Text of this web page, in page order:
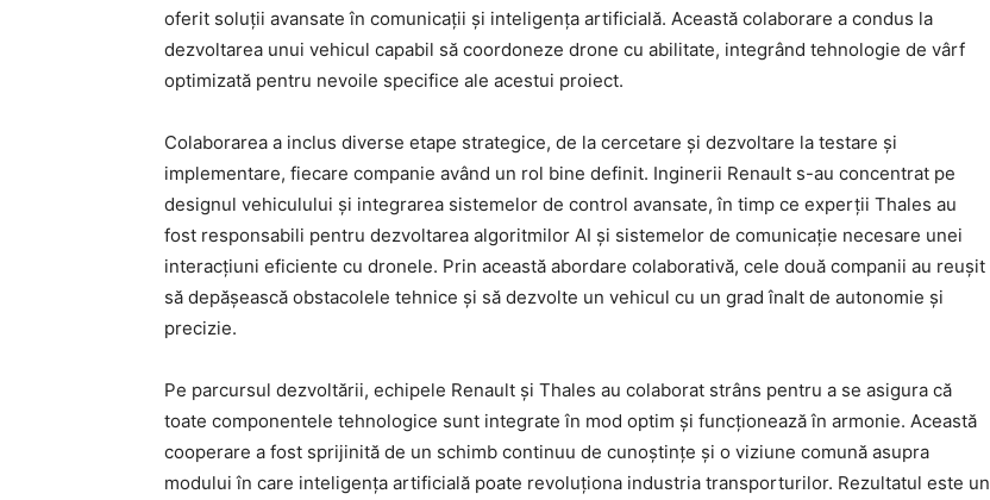
oferit soluții avansate în comunicații și inteligența artificială. Această colaborare a condus la
dezvoltarea unui vehicul capabil să coordoneze drone cu abilitate, integrând tehnologie de vârf
optimizată pentru nevoile specifice ale acestui proiect.
Colaborarea a inclus diverse etape strategice, de la cercetare și dezvoltare la testare și
implementare, fiecare companie având un rol bine definit. Inginerii Renault s-au concentrat pe
designul vehiculului și integrarea sistemelor de control avansate, în timp ce experții Thales au
fost responsabili pentru dezvoltarea algoritmilor AI și sistemelor de comunicație necesare unei
interacțiuni eficiente cu dronele. Prin această abordare colaborativă, cele două companii au reușit
să depășească obstacolele tehnice și să dezvolte un vehicul cu un grad înalt de autonomie și
precizie.
Pe parcursul dezvoltării, echipele Renault și Thales au colaborat strâns pentru a se asigura că
toate componentele tehnologice sunt integrate în mod optim și funcționează în armonie. Această
cooperare a fost sprijinită de un schimb continuu de cunoștințe și o viziune comună asupra
modului în care inteligența artificială poate revoluționa industria transporturilor. Rezultatul este un